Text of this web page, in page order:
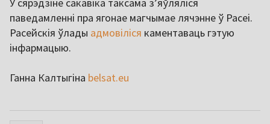
У сярэдзіне сакавіка таксама зʼяўляліся
паведамленні пра ягонае магчымае лячэнне ў Расеі.
Расейскія ўлады адмовіліся каментаваць гэтую
інфармацыю.
Ганна Калтыгіна belsat.eu